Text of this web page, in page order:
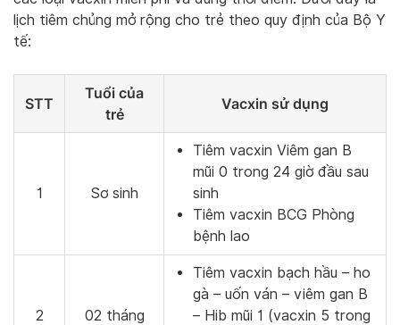
lịch tiêm chủng mở rộng cho trẻ theo quy định của Bộ Y
tế:
STT
Tuổi của
trẻ
Vacxin sử dụng
1 Sơ sinh
Tiêm vacxin Viêm gan B
mũi 0 trong 24 giờ đầu sau
sinh
Tiêm vacxin BCG Phòng
bệnh lao
2 02 tháng
Tiêm vacxin bạch hầu – ho
gà – uốn ván – viêm gan B
– Hib mũi 1 (vacxin 5 trong